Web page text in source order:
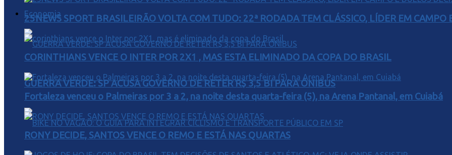
Economia
GUERRA VERDE: SP ACUSA GOVERNO DE RETER R$ 3,5 BI PARA ÔNIBUS
25NEWS SPORT BRASILEIRÃO VOLTA COM TUDO: 22ª RODADA TEM CLÁSSICO, LÍDER EM CAMPO
CORINTHIANS VENCE O INTER POR 2X1 , MAS ESTA ELIMINADO DA COPA DO BRASIL
Fortaleza venceu o Palmeiras por 3 a 2, na noite desta quarta-feira (5), na Arena Pantanal, em Cuiabá
RONY DECIDE, SANTOS VENCE O REMO E ESTÁ NAS QUARTAS